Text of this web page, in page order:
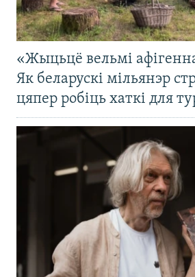
«Жыцьцё вельмі
Як беларускі мільянэр
цяпер робіць хаткі для